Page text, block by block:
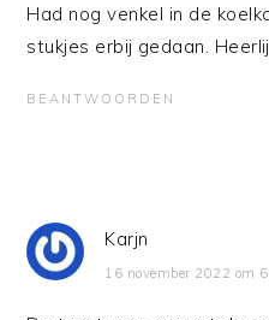
Had nog venkel in de
stukjes erbij gedaan.
BEANTWOORDEN
Karjn
16 november 2022 om